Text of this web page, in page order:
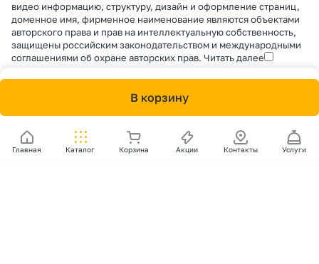
В корзину
Главная Каталог Корзина Акции Контакты Услуги
видео информацию, структуру, дизайн и оформление страниц,
доменное имя, фирменное наименование являются объектами
авторского права и прав на интеллектуальную собственность,
защищены российским законодательством и международными
соглашениями об охране авторских прав. Читать далее